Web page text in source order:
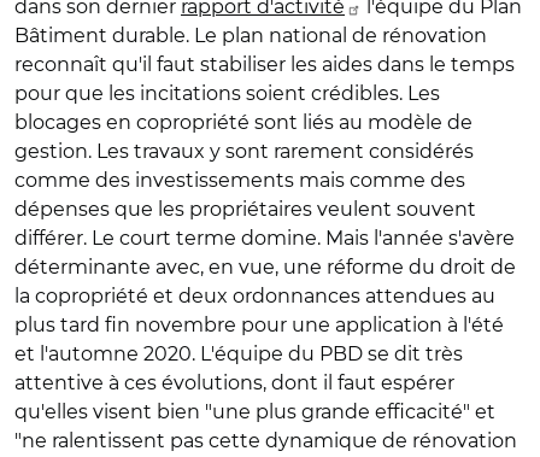
dans son dernier rapport d'activité
l'équipe du Plan
Bâtiment durable. Le plan national de rénovation
reconnaît qu'il faut stabiliser les aides dans le temps
pour que les incitations soient crédibles. Les
blocages en copropriété sont liés au modèle de
gestion. Les travaux y sont rarement considérés
comme des investissements mais comme des
dépenses que les propriétaires veulent souvent
différer. Le court terme domine. Mais l'année s'avère
déterminante avec, en vue, une réforme du droit de
la copropriété et deux ordonnances attendues au
plus tard fin novembre pour une application à l'été
et l'automne 2020. L'équipe du PBD se dit très
attentive à ces évolutions, dont il faut espérer
qu'elles visent bien "une plus grande efficacité" et
"ne ralentissent pas cette dynamique de rénovation